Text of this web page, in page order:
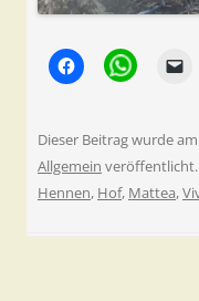
Dieser Beitrag wurde am
Allgemein
Hennen, Hof, Mattea,